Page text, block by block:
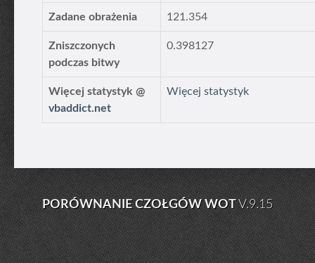
Zadane obrażenia 121.354
Zniszczonych
podczas bitwy
0.398127
Więcej statystyk @
vbaddict.net
Więcej statystyk
PORÓWNANIE CZOŁGÓW WOTV.9.15